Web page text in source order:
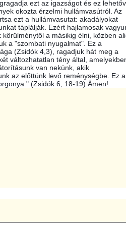
ezt az igazságot és ez
okozta érzelmi hullámvasútról. Az
ezt a hullámvasutat: akadályokat
táplálják. Ezért hajlamosak
a másikig élni, közben
a "szombati nyugalmat". Ez a
(Zsidók 4,3), ragadjuk hát meg a
változhatatlan tény által,
van nekünk, akik
az előttünk levő reménységbe. Ez a
(Zsidók 6, 18-19) Ámen!